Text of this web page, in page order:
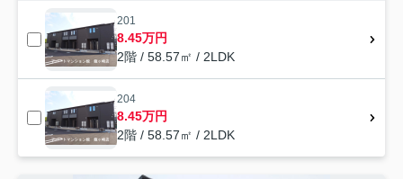
201
8.45万円
2階 / 58.57㎡ / 2LDK
204
8.45万円
2階 / 58.57㎡ / 2LDK